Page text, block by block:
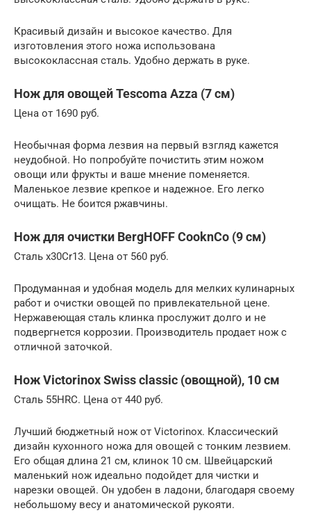
Красивый дизайн и высокое качество. Для
изготовления этого ножа использована
высококлассная сталь. Удобно держать в руке.
Нож для овощей Tescoma Azza (7 см)
Цена от 1690 руб.
Необычная форма лезвия на первый взгляд кажется
неудобной. Но попробуйте почистить этим ножом
овощи или фрукты и ваше мнение поменяется.
Маленькое лезвие крепкое и надежное. Его легко
очищать. Не боится ржавчины.
Нож для очистки BergHOFF CooknCo (9 см)
Сталь x30Cr13. Цена от 560 руб.
Продуманная и удобная модель для мелких кулинарных
работ и очистки овощей по привлекательной цене.
Нержавеющая сталь клинка прослужит долго и не
подвергнется коррозии. Производитель продает нож с
отличной заточкой.
Нож Victorinox Swiss classic (овощной), 10 см
Сталь 55HRC. Цена от 440 руб.
Лучший бюджетный нож от Victorinox. Классический
дизайн кухонного ножа для овощей с тонким лезвием.
Его общая длина 21 см, клинок 10 см. Швейцарский
маленький нож идеально подойдет для чистки и
нарезки овощей. Он удобен в ладони, благодаря своему
небольшому весу и анатомической рукояти.